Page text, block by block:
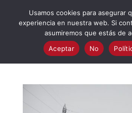
Usamos cookies para asegurar
experiencia en nuestra web. Si
asumiremos que estás de
Aceptar
No